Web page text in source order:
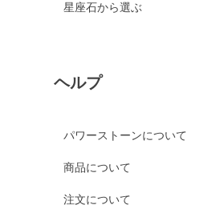
星座石から選ぶ
ヘルプ
パワーストーンについて
商品について
注文について